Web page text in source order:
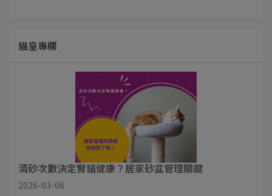
貓皇專欄
清砂次數決定腎貓健康？居家砂盆管理關鍵
2026-03-06